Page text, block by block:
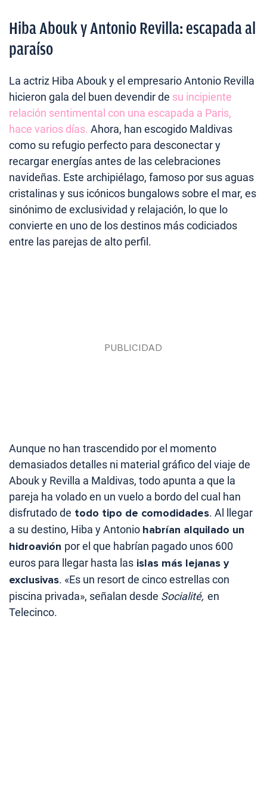
Hiba Abouk y Antonio Revilla: escapada al
paraíso
La actriz Hiba Abouk y el empresario Antonio Revilla
hicieron gala del buen devendir de su incipiente
relación sentimental con una escapada a Paris,
hace varios días. Ahora, han escogido Maldivas
como su refugio perfecto para desconectar y
recargar energías antes de las celebraciones
navideñas. Este archipiélago, famoso por sus aguas
cristalinas y sus icónicos bungalows sobre el mar, es
sinónimo de exclusividad y relajación, lo que lo
convierte en uno de los destinos más codiciados
entre las parejas de alto perfil.
Aunque no han trascendido por el momento
demasiados detalles ni material gráfico del viaje de
Abouk y Revilla a Maldivas, todo apunta a que la
pareja ha volado en un vuelo a bordo del cual han
disfrutado de todo tipo de comodidades. Al llegar
a su destino, Hiba y Antonio habrían alquilado un
hidroavión por el que habrían pagado unos 600
euros para llegar hasta las islas más lejanas y
exclusivas. «Es un resort de cinco estrellas con
piscina privada», señalan desde Socialité, en
Telecinco.